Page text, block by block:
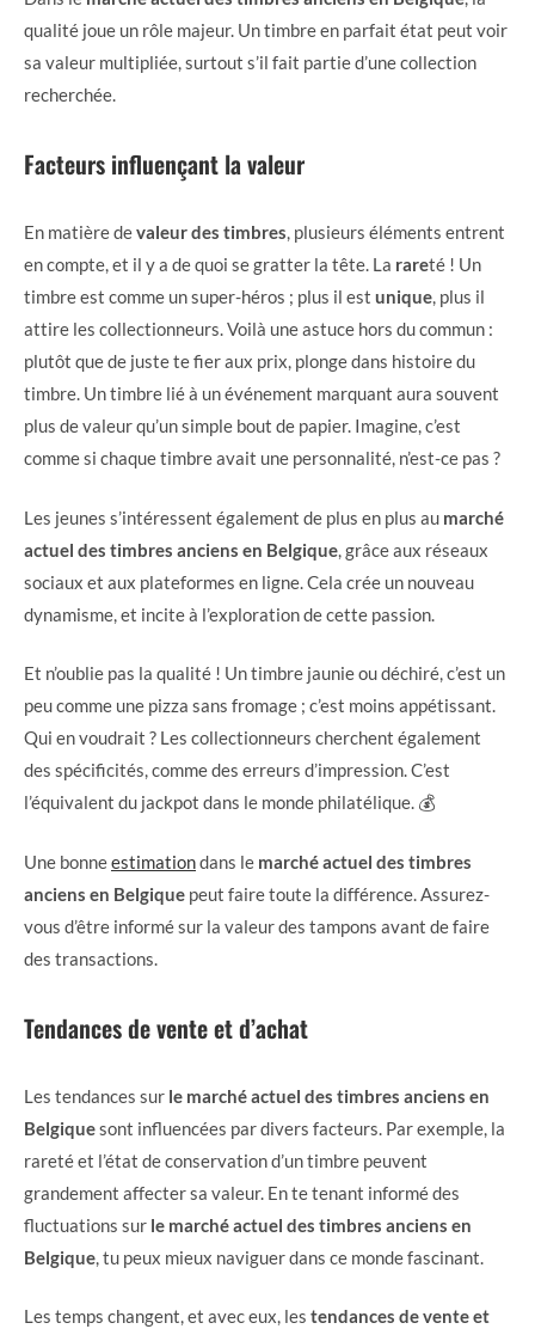
qualité joue un rôle majeur. Un timbre en parfait état peut voir
sa valeur multipliée, surtout s’il fait partie d’une collection
recherchée.
Facteurs influençant la valeur
En matière devaleur des timbres, plusieurs éléments entrent
en compte, et il y a de quoi se gratter la tête. La rareté ! Un
timbre est comme un super-héros ; plus il est unique, plus il
attire les collectionneurs. Voilà une astuce hors du commun :
plutôt que de juste te fier aux prix, plonge dans histoire du
timbre. Un timbre lié à un événement marquant aura souvent
plus de valeur qu’un simple bout de papier. Imagine, c’est
comme si chaque timbre avait une personnalité, n’est-ce pas ?
Les jeunes s’intéressent également de plus en plus au marché
actuel des timbres anciens en Belgique, grâce aux réseaux
sociaux et aux plateformes en ligne. Cela crée un nouveau
dynamisme, et incite à l’exploration de cette passion.
Et n’oublie pas la qualité ! Un timbre jaunie ou déchiré, c’est un
peu comme une pizza sans fromage ; c’est moins appétissant.
Qui en voudrait ? Les collectionneurs cherchent également
des spécificités, comme des erreurs d’impression. C’est
l’équivalent du jackpot dans le monde philatélique. 💰
Une bonneestimationdans le marché actuel des timbres
anciens en Belgique peut faire toute la différence. Assurez-
vous d’être informé sur la valeur des tampons avant de faire
des transactions.
Tendances de vente et d’achat
Les tendances sur le marché actuel des timbres anciens en
Belgiquesont influencées par divers facteurs. Par exemple, la
rareté et l’état de conservation d’un timbre peuvent
grandement affecter sa valeur. En te tenant informé des
fluctuations sur le marché actuel des timbres anciens en
Belgique, tu peux mieux naviguer dans ce monde fascinant.
Les temps changent, et avec eux, les tendances de vente et